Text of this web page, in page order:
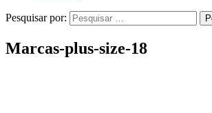
Pesquisar por:
Marcas-plus-size-18